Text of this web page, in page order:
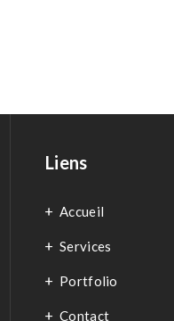
Liens
Accueil
Services
Portfolio
Contact